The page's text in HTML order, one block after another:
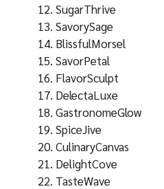
SugarThrive
SavorySage
BlissfulMorsel
SavorPetal
FlavorSculpt
DelectaLuxe
GastronomeGlow
SpiceJive
CulinaryCanvas
DelightCove
TasteWave